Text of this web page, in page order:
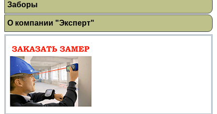
Заборы
О компании "Эксперт"